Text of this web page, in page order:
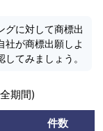
グに対して商標出
社が商標出願しよ
てみましょう。
期間)
件数